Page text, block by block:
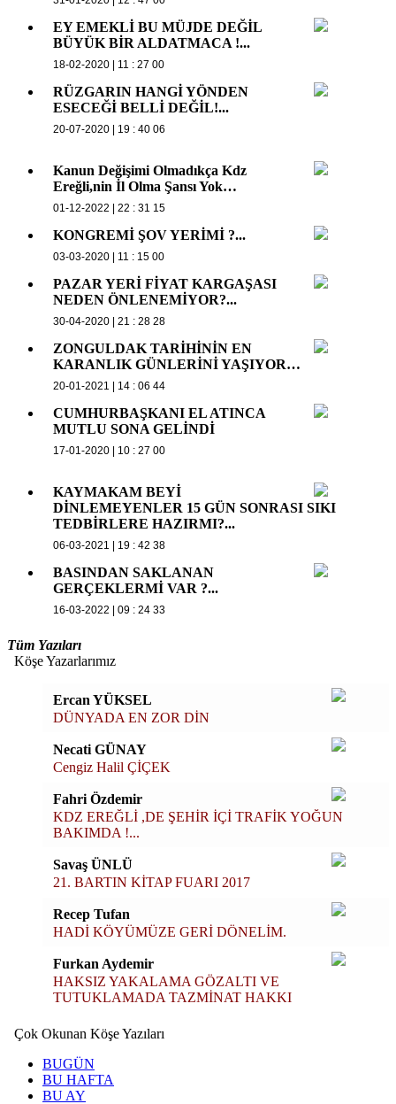
EY EMEKLİ BU MÜJDE DEĞİL
BÜYÜK BİR ALDATMACA !...
18-02-2020 | 11 : 27 00
RÜZGARIN HANGİ YÖNDEN
ESECEĞİ BELLİ DEĞİL!...
20-07-2020 | 19 : 40 06
Kanun Değişimi Olmadıkça Kdz
Ereğli,nin İl Olma Şansı Yok…
01-12-2022 | 22 : 31 15
KONGREMİ ŞOV YERİMİ ?...
03-03-2020 | 11 : 15 00
PAZAR YERİ FİYAT KARGAŞASI
NEDEN ÖNLENEMİYOR?...
30-04-2020 | 21 : 28 28
ZONGULDAK TARİHİNİN EN
KARANLIK GÜNLERİNİ YAŞIYOR…
20-01-2021 | 14 : 06 44
CUMHURBAŞKANI EL ATINCA
MUTLU SONA GELİNDİ
17-01-2020 | 10 : 27 00
KAYMAKAM BEYİ
DİNLEMEYENLER 15 GÜN SONRASI SIKI
TEDBİRLERE HAZIRMI?...
06-03-2021 | 19 : 42 38
BASINDAN SAKLANAN
GERÇEKLERMİ VAR ?...
16-03-2022 | 09 : 24 33
Tüm Yazıları
Köşe Yazarlarımız
Ercan YÜKSEL
DÜNYADA EN ZOR DİN
Necati GÜNAY
Cengiz Halil ÇİÇEK
Fahri Özdemir
KDZ EREĞLİ ,DE ŞEHİR İÇİ TRAFİK YOĞUN
BAKIMDA !...
Savaş ÜNLÜ
21. BARTIN KİTAP FUARI 2017
Recep Tufan
HADİ KÖYÜMÜZE GERİ DÖNELİM.
Furkan Aydemir
HAKSIZ YAKALAMA GÖZALTI VE
TUTUKLAMADA TAZMİNAT HAKKI
Çok Okunan Köşe Yazıları
BUGÜN
BU HAFTA
BU AY